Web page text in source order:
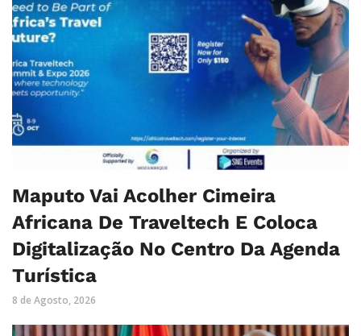
Maputo Vai Acolher Cimeira
Africana De Traveltech E Coloca
Digitalização No Centro Da Agenda
Turística
8 de Agosto, 2026